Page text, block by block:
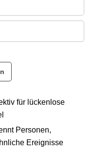
für lückenlose
Personen,
Ereignisse